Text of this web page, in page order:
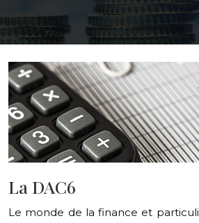
La DAC6
Le monde de la finance et